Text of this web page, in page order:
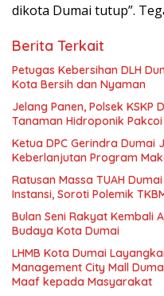
dikota Dumai tutup”.
Berita Terkait
Petugas Kebersihan DLH
Kota Bersih dan Nyaman
Jelang Panen, Polsek KSKP
Tanaman Hidroponik Pakcoi
Ketua DPC Gerindra Dumai
Keberlanjutan Program
Ratusan Massa TUAH
Instansi, Soroti Polemik
Bulan Seni Rakyat Kembali
Budaya Kota Dumai
LHMB Kota Dumai
Management City Mall
Maaf kepada Masyarakat